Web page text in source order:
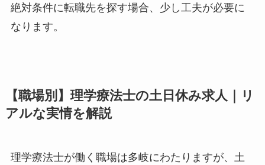
絶対条件に転職先を探す場合、少し工夫が必要に
なります。
【職場別】理学療法士の土日休み求人｜リ
アルな実情を解説
理学療法士が働く職場は多岐にわたりますが、土